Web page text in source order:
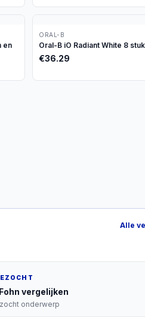
en
ORAL-B
Oral-B iO Radiant White 8
€36.29
Alle
Fohn vergelijken
onderwerp